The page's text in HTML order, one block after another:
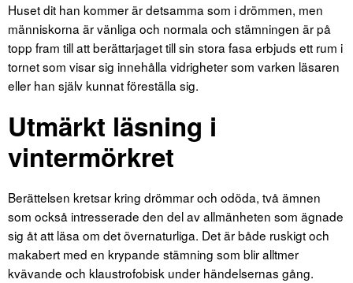
Huset dit han kommer är detsamma som i drömmen, men
människorna är vänliga och normala och stämningen är på
topp fram till att berättarjaget till sin stora fasa erbjuds ett rum i
tornet som visar sig innehålla vidrigheter som varken läsaren
eller han själv kunnat föreställa sig.
Utmärkt läsning i
vintermörkret
Berättelsen kretsar kring drömmar och odöda, två ämnen
som också intresserade den del av allmänheten som ägnade
sig åt att läsa om det övernaturliga. Det är både ruskigt och
makabert med en krypande stämning som blir alltmer
kvävande och klaustrofobisk under händelsernas gång.